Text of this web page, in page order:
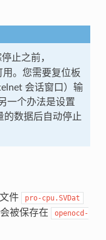
止之前，
。您需要复位板
会话窗口）输
一个办法是设置
的数据后自动停止
件 pro-cpu.SVDat
被保存在
openocd-